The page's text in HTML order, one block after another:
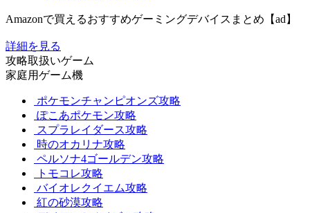
Amazonで買えるおすすめゲーミングデバイスまとめ【ad】
詳細を見る
攻略取扱いゲーム
家庭用ゲーム機
ポケモンチャンピオンズ攻略
ぽこあポケモン攻略
スプラレイダース攻略
時のオカリナ攻略
ペルソナ4ゴールデン攻略
トモコレ攻略
バイオレクイエム攻略
紅の砂漠攻略